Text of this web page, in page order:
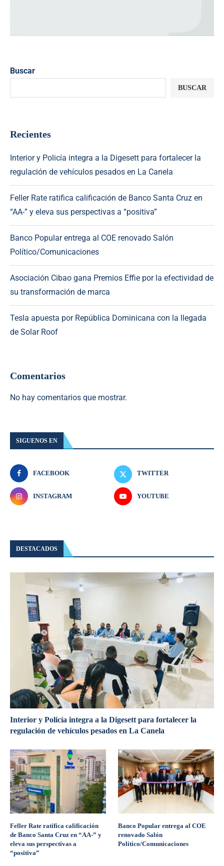
Buscar
BUSCAR
Recientes
Interior y Policía integra a la Digesett para fortalecer la
regulación de vehículos pesados en La Canela
Feller Rate ratifica calificación de Banco Santa Cruz en
“AA-” y eleva sus perspectivas a “positiva”
Banco Popular entrega al COE renovado Salón
Político/Comunicaciones
Asociación Cibao gana Premios Effie por la efectividad de
su transformación de marca
Tesla apuesta por República Dominicana con la llegada
de Solar Roof
Comentarios
No hay comentarios que mostrar.
SIGUENOS EN
FACEBOOK TWITTER
INSTAGRAM YOUTUBE
DESTACADOS
Interior y Policía integra a la Digesett para fortalecer la
regulación de vehículos pesados en La Canela
Feller Rate ratifica calificación
de Banco Santa Cruz en “AA-” y
eleva sus perspectivas a
“positiva”
Banco Popular entrega al COE
renovado Salón
Político/Comunicaciones